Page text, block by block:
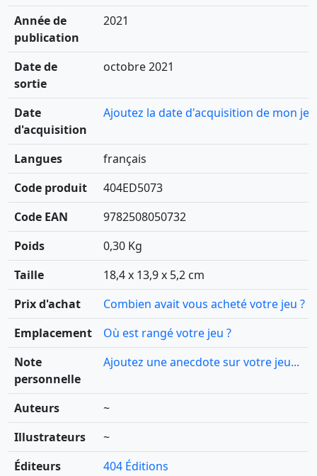
Année de
publication
2021
Date de
sortie
octobre 2021
Date
d'acquisition
Ajoutez la date d'acquisition de mon jeu
Langues
français
Code produit
404ED5073
Code EAN
9782508050732
Poids
0,30 Kg
Taille
18,4 x 13,9 x 5,2 cm
Prix d'achat
Combien avait vous acheté votre jeu ?
Emplacement
Où est rangé votre jeu ?
Note
personnelle
Ajoutez une anecdote sur votre jeu...
Auteurs
~
Illustrateurs
~
Éditeurs
404 Éditions